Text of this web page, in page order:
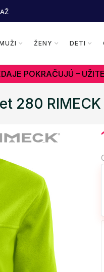
ŽENY DETI
POKRAČUJÚ –
280 RIMECK